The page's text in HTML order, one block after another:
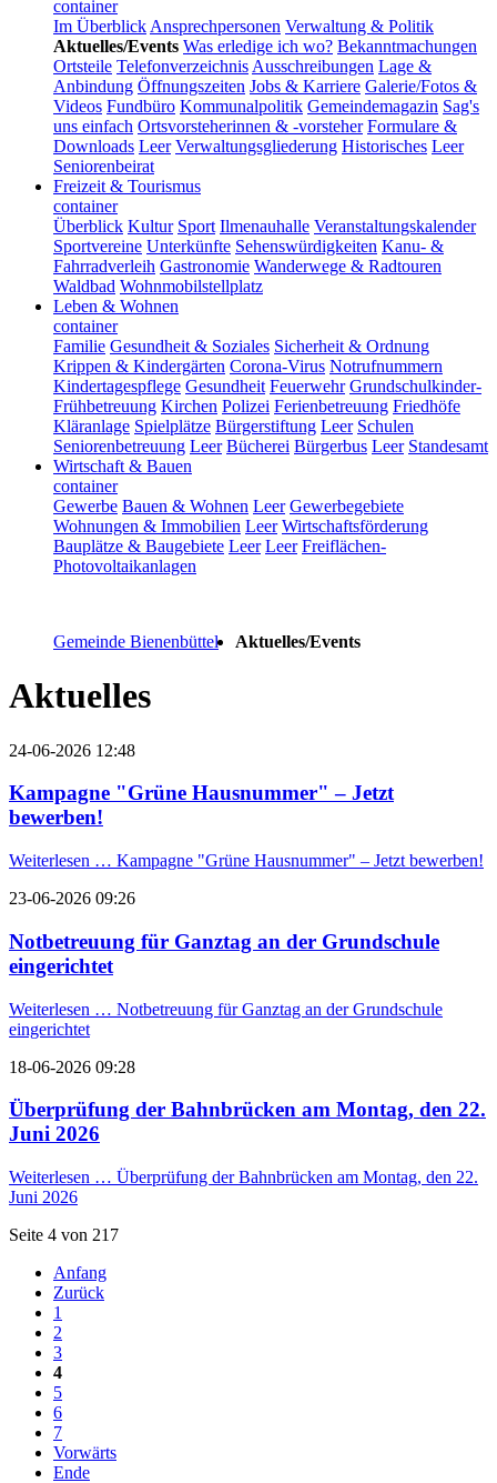
container
Im Überblick Ansprechpersonen Verwaltung & Politik
Aktuelles/Events Was erledige ich wo? Bekanntmachungen
Ortsteile Telefonverzeichnis Ausschreibungen Lage &
Anbindung Öffnungszeiten Jobs & Karriere Galerie/Fotos &
Videos Fundbüro Kommunalpolitik Gemeindemagazin Sag's
uns einfach Ortsvorsteherinnen & -vorsteher Formulare &
Downloads Leer Verwaltungsgliederung Historisches Leer
Seniorenbeirat
Freizeit & Tourismus
container
Überblick Kultur Sport Ilmenauhalle Veranstaltungskalender
Sportvereine Unterkünfte Sehenswürdigkeiten Kanu- &
Fahrradverleih Gastronomie Wanderwege & Radtouren
Waldbad Wohnmobilstellplatz
Leben & Wohnen
container
Familie Gesundheit & Soziales Sicherheit & Ordnung
Krippen & Kindergärten Corona-Virus Notrufnummern
Kindertagespflege Gesundheit Feuerwehr Grundschulkinder-
Frühbetreuung Kirchen Polizei Ferienbetreuung Friedhöfe
Kläranlage Spielplätze Bürgerstiftung Leer Schulen
Seniorenbetreuung Leer Bücherei Bürgerbus Leer Standesamt
Wirtschaft & Bauen
container
Gewerbe Bauen & Wohnen Leer Gewerbegebiete
Wohnungen & Immobilien Leer Wirtschaftsförderung
Bauplätze & Baugebiete Leer Leer Freiflächen-
Photovoltaikanlagen
Gemeinde Bienenbüttel Aktuelles/Events
Aktuelles
24-06-2026 12:48
Kampagne "Grüne Hausnummer" – Jetzt
bewerben!
Weiterlesen … Kampagne "Grüne Hausnummer" – Jetzt bewerben!
23-06-2026 09:26
Notbetreuung für Ganztag an der Grundschule
eingerichtet
Weiterlesen … Notbetreuung für Ganztag an der Grundschule
eingerichtet
18-06-2026 09:28
Überprüfung der Bahnbrücken am Montag, den 22.
Juni 2026
Weiterlesen … Überprüfung der Bahnbrücken am Montag, den 22.
Juni 2026
Seite 4 von 217
Anfang
Zurück
1
2
3
4
5
6
7
Vorwärts
Ende